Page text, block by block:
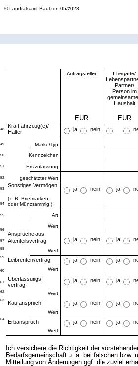
© Landratsamt Bautzen 05/2023
Kraftfahrzeug(e)/
Halter
Marke/Typ
Kennzeichen
Erstzulassung
geschätzter Wert
Sonstiges Vermögen
Art
Wert
48
49
53
54
55
56
57
58
60
61
63
64
Altenteilsvertrag
Kaufanspruch
Ansprüche aus:
Leibrentenvertrag
Überlassungs-
vertrag
Erbanspruch
Wert
59
62
Ich versichere die Richtigkeit der
Bedarfsgemeinschaft u. a. bei falschen bzw.
Mitteilung von Änderungen ggf. die zuviel
50
Antragsteller
EUR
EUR
Ehegatte/
Partner/
Person im
Haushalt
Wert
Wert
Wert
Wert
51
52
(z. B. Briefmarken-
oder Münzsammlg.)
ja nein
ja nein
ja nein
ja nein
ja nein
ja nein
ja nein
ja
ja
ja
ja
ja
ja